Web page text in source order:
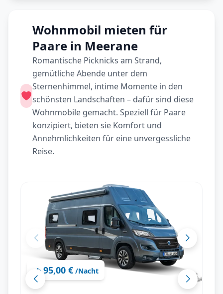
Wohnmobil mieten für
Paare in Meerane
Romantische Picknicks am Strand,
gemütliche Abende unter dem
Sternenhimmel, intime Momente in den
schönsten Landschaften – dafür sind diese
Wohnmobile gemacht. Speziell für Paare
konzipiert, bieten sie Komfort und
Annehmlichkeiten für eine unvergessliche
Reise.
ab 95,00 € /Nacht